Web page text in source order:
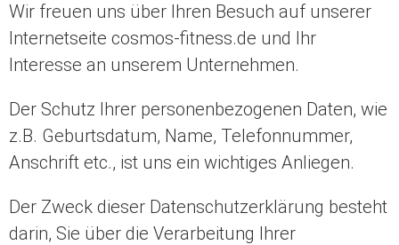
Wir freuen uns über Ihren Besuch auf unserer
Internetseite cosmos-fitness.de und Ihr
Interesse an unserem Unternehmen.
Der Schutz Ihrer personenbezogenen Daten, wie
z.B. Geburtsdatum, Name, Telefonnummer,
Anschrift etc., ist uns ein wichtiges Anliegen.
Der Zweck dieser Datenschutzerklärung besteht
darin, Sie über die Verarbeitung Ihrer